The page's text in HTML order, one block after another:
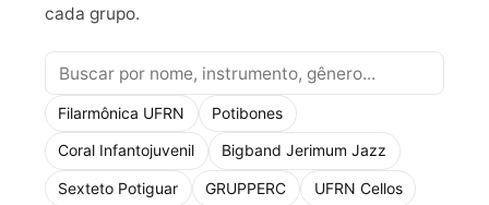
cada grupo.
Filarmônica UFRN Potibones
Coral Infantojuvenil Bigband Jerimum Jazz
Sexteto Potiguar GRUPPERC UFRN Cellos